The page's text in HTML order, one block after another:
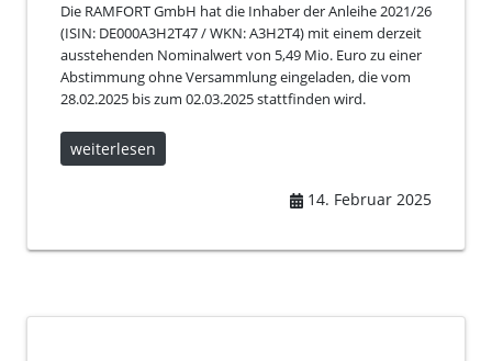
Die RAMFORT GmbH hat die Inhaber der Anleihe 2021/26
(ISIN: DE000A3H2T47 / WKN: A3H2T4) mit einem derzeit
ausstehenden Nominalwert von 5,49 Mio. Euro zu einer
Abstimmung ohne Versammlung eingeladen, die vom
28.02.2025 bis zum 02.03.2025 stattfinden wird.
weiterlesen
14. Februar 2025